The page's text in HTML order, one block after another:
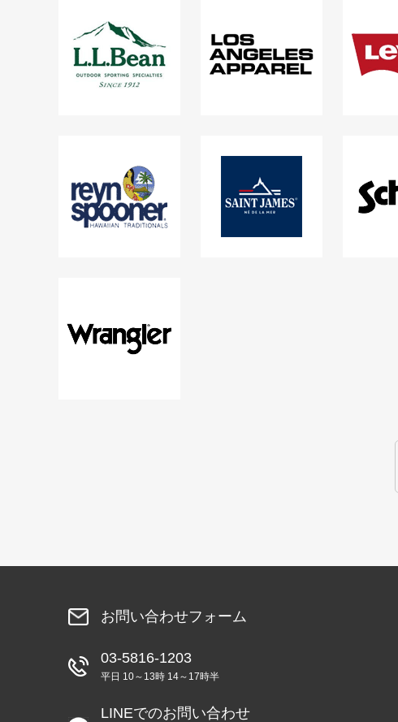
お問い合わせフォーム
03-5816-1203
平日 10～13時 14～17時半
LINEでのお問い合わせ